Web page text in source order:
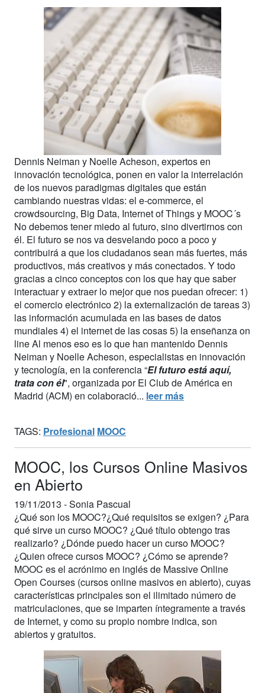
Dennis Neiman y Noelle Acheson, expertos en
innovación tecnológica, ponen en valor la interrelación
de los nuevos paradigmas digitales que están
cambiando nuestras vidas: el e-commerce, el
crowdsourcing, Big Data, Internet of Things y MOOC´s
No debemos tener miedo al futuro, sino divertirnos con
él. El futuro se nos va desvelando poco a poco y
contribuirá a que los ciudadanos sean más fuertes, más
productivos, más creativos y más conectados. Y todo
gracias a cinco conceptos con los que hay que saber
interactuar y extraer lo mejor que nos puedan ofrecer: 1)
el comercio electrónico 2) la externalización de tareas 3)
las información acumulada en las bases de datos
mundiales 4) el internet de las cosas 5) la enseñanza on
line Al menos eso es lo que han mantenido Dennis
Neiman y Noelle Acheson, especialistas en innovación
y tecnología, en la conferencia “El futuro está aquí,
trata con él", organizada por El Club de América en
Madrid (ACM) en colaboració... leer más
TAGS: Profesional MOOC
MOOC, los Cursos Online Masivos
en Abierto
19/11/2013 -Sonia Pascual
¿Qué son los MOOC?¿Qué requisitos se exigen? ¿Para
qué sirve un curso MOOC? ¿Qué título obtengo tras
realizarlo? ¿Dónde puedo hacer un curso MOOC?
¿Quien ofrece cursos MOOC? ¿Cómo se aprende?
MOOC es el acrónimo en inglés de Massive Online
Open Courses (cursos online masivos en abierto), cuyas
características principales son el ilimitado número de
matriculaciones, que se imparten íntegramente a través
de Internet, y como su propio nombre indica, son
abiertos y gratuitos.